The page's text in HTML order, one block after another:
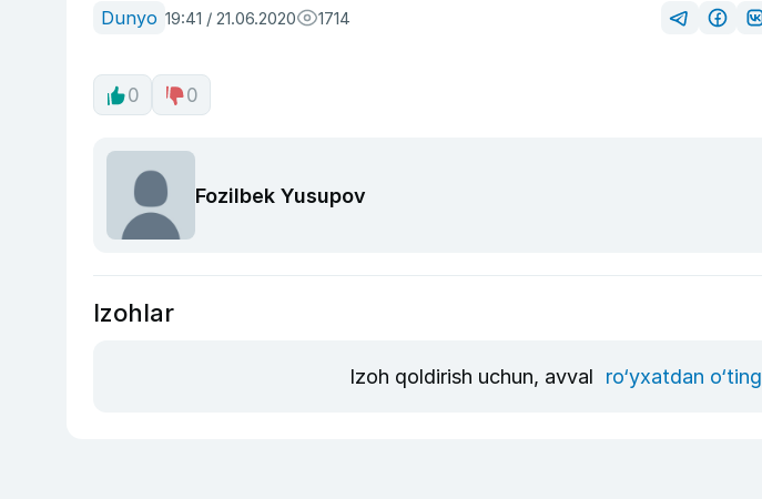
Dunyo 19:41 / 21.06.2020 1714
0 0
Fozilbek Yusupov
Izohlar
Izoh qoldirish uchun, avval ro‘yxatdan o‘ting